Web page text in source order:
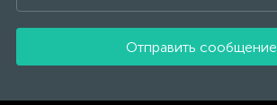
Отправить сообщение